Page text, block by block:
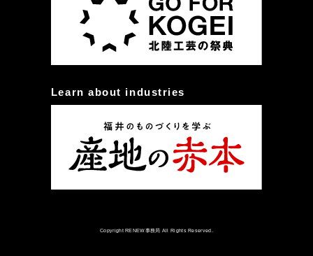
Learn about industries
Copyright RENEW事務局 All Rights Reserved.